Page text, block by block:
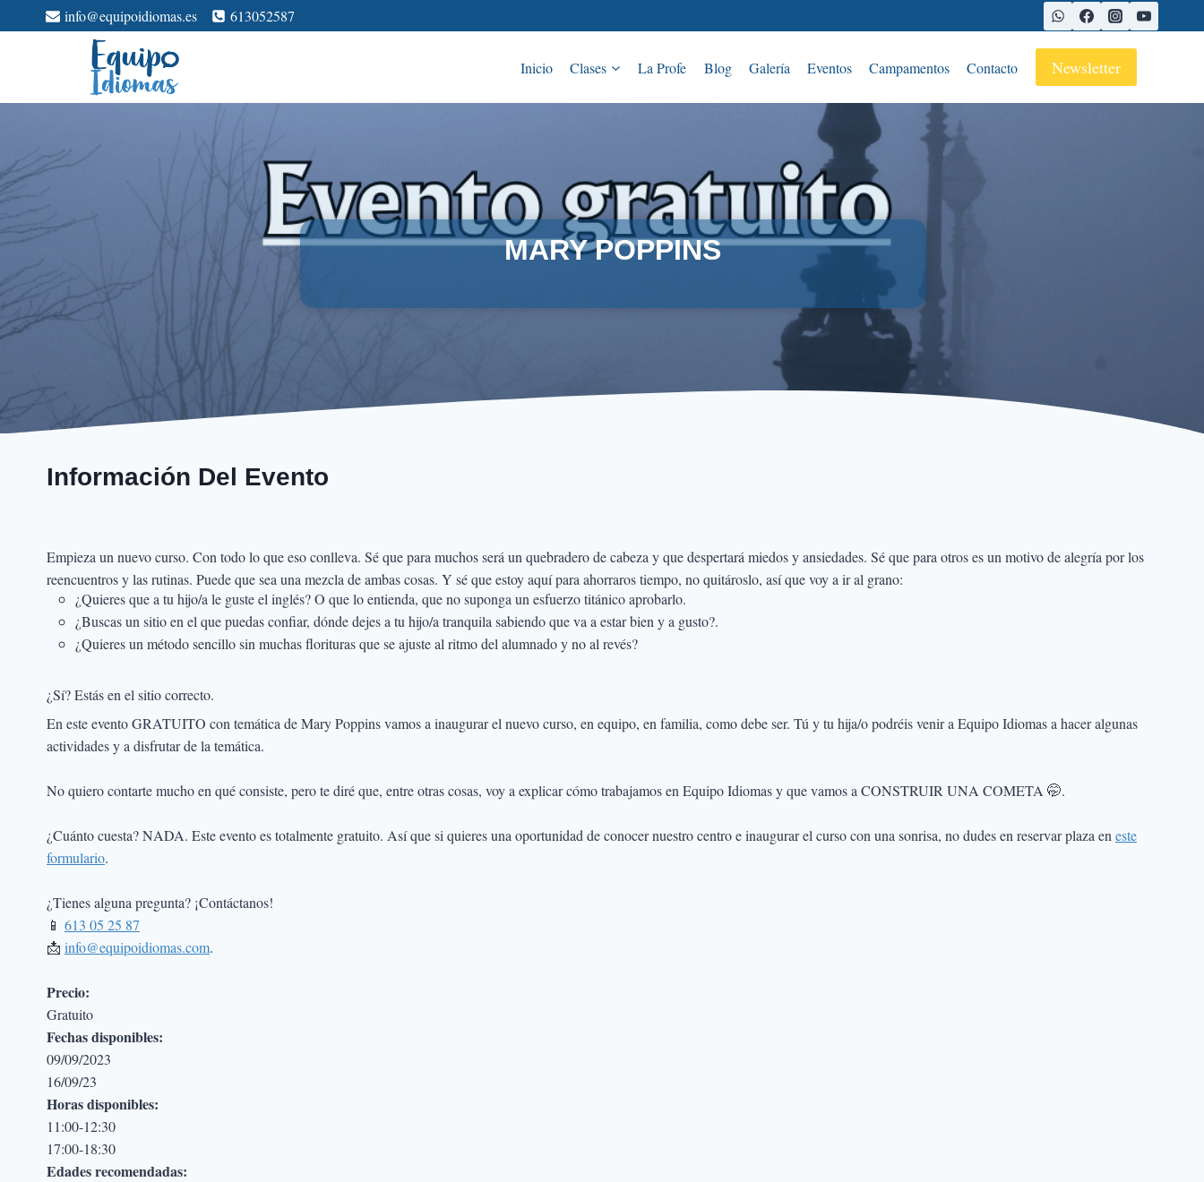
al
info@equipoidiomas.es 613052587
Inicio Clases La Profe Blog Galería Eventos Campamentos Contacto Newsletter
MARY POPPINS
Información Del Evento
Empieza un nuevo curso. Con todo lo que eso conlleva. Sé que para muchos será un quebradero de cabeza y que despertará miedos y ansiedades. Sé que para otros es un motivo de alegría por los
reencuentros y las rutinas. Puede que sea una mezcla de ambas cosas. Y sé que estoy aquí para ahorraros tiempo, no quitároslo, así que voy a ir al grano:
¿Quieres que a tu hijo/a le guste el inglés? O que lo entienda, que no suponga un esfuerzo titánico aprobarlo.
¿Buscas un sitio en el que puedas confiar, dónde dejes a tu hijo/a tranquila sabiendo que va a estar bien y a gusto?.
¿Quieres un método sencillo sin muchas florituras que se ajuste al ritmo del alumnado y no al revés?
¿Sí? Estás en el sitio correcto.
En este evento GRATUITO con temática de Mary Poppins vamos a inaugurar el nuevo curso, en equipo, en familia, como debe ser. Tú y tu hija/o podréis venir a Equipo Idiomas a hacer algunas
actividades y a disfrutar de la temática.
No quiero contarte mucho en qué consiste, pero te diré que, entre otras cosas, voy a explicar cómo trabajamos en Equipo Idiomas y que vamos a CONSTRUIR UNA COMETA 🤭.
¿Cuánto cuesta? NADA. Este evento es totalmente gratuito. Así que si quieres una oportunidad de conocer nuestro centro e inaugurar el curso con una sonrisa, no dudes en reservar plaza en este
formulario.
¿Tienes alguna pregunta? ¡Contáctanos!
📱 613 05 25 87
📩 info@equipoidiomas.com.
Precio:
Gratuito
Fechas disponibles:
09/09/2023
16/09/23
Horas disponibles:
11:00-12:30
17:00-18:30
Edades recomendadas: